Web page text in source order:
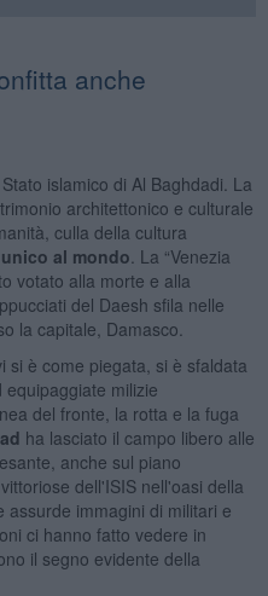
anche
islamico di Al Baghdadi. La
architettonico e culturale
culla della cultura
al mondo . La “Venezia
votato alla morte e alla
del Daesh sfila nelle
la capitale, Damasco.
si è come piegata, si è sfaldata
milizie
del fronte, la rotta e la fuga
ha lasciato il campo libero alle
anche sul piano
dell'ISIS nell'oasi della
assurde immagini di militari e
ci hanno fatto vedere in
il segno evidente della